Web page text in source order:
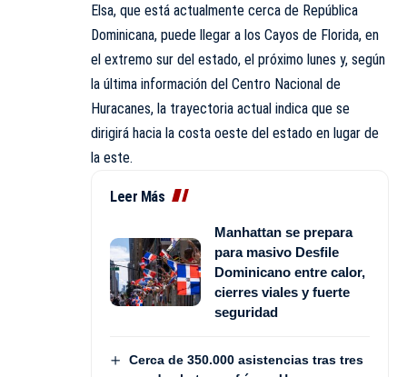
Elsa, que está actualmente cerca de República
Dominicana, puede llegar a los Cayos de Florida, en
el extremo sur del estado, el próximo lunes y, según
la última información del Centro Nacional de
Huracanes, la trayectoria actual indica que se
dirigirá hacia la costa oeste del estado en lugar de
la este.
Leer Más
Manhattan se prepara
para masivo Desfile
Dominicano entre calor,
cierres viales y fuerte
seguridad
Cerca de 350.000 asistencias tras tres